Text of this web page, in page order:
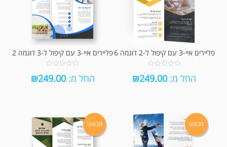
פליירים איי-3 עם קיפול ל-2 דוגמה 6
out
החל מ: ₪249.00
פליירים איי-3 עם קיפול ל-3 דוגמה 2
out
החל מ: ₪249.00
מבצע! מבצע!